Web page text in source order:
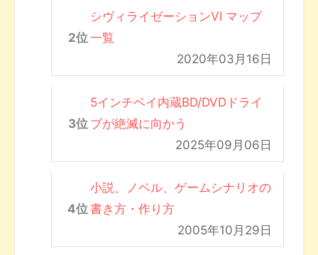
シヴィライゼーションVI マップ
一覧
2020年03月16日
5インチベイ内蔵BD/DVDドライ
ブが絶滅に向かう
2025年09月06日
小説、ノベル、ゲームシナリオの
書き方・作り方
2005年10月29日